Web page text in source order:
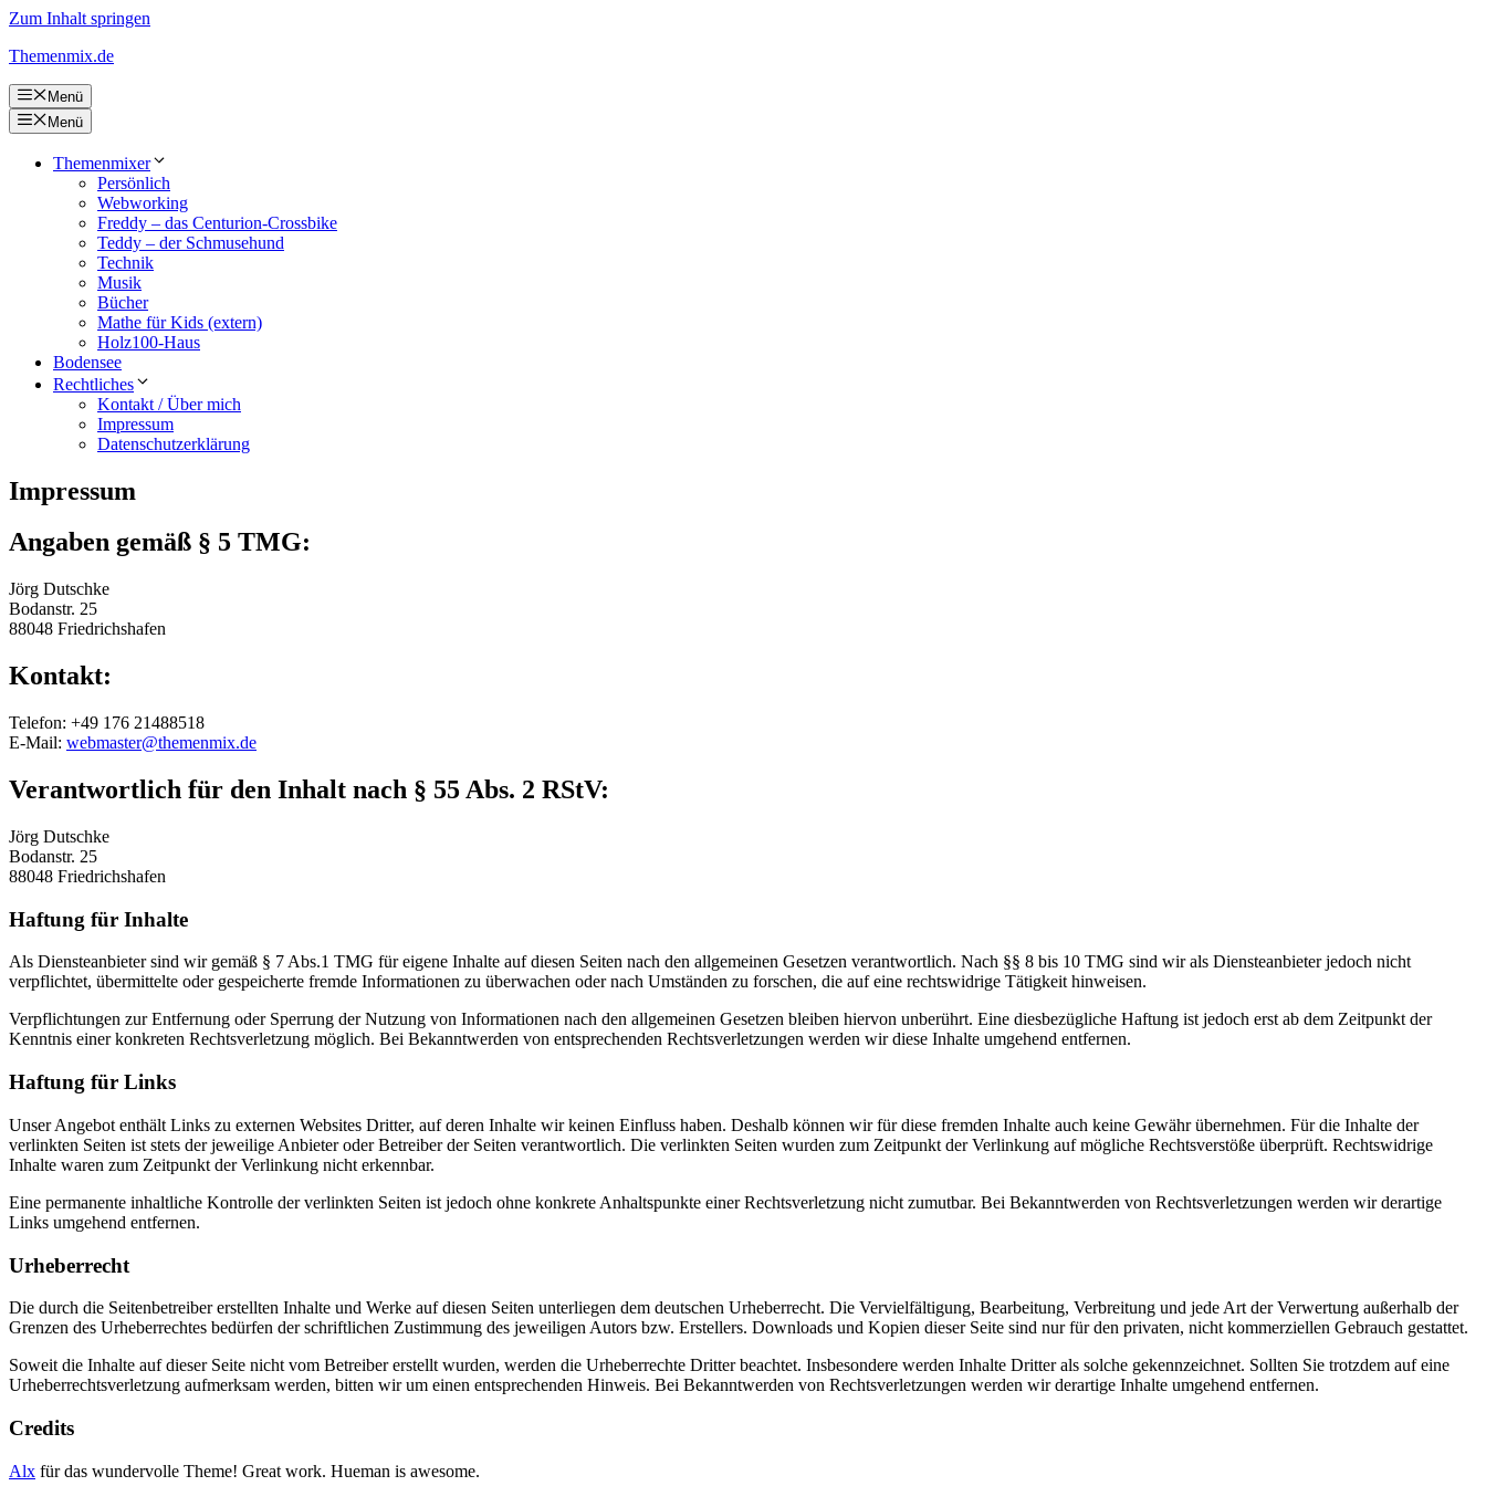
Zum Inhalt springen
Themenmix.de
Menü
Menü
Themenmixer
Persönlich
Webworking
Freddy – das Centurion-Crossbike
Teddy – der Schmusehund
Technik
Musik
Bücher
Mathe für Kids (extern)
Holz100-Haus
Bodensee
Rechtliches
Kontakt / Über mich
Impressum
Datenschutzerklärung
Impressum
Angaben gemäß § 5 TMG:
Jörg Dutschke
Bodanstr. 25
88048 Friedrichshafen
Kontakt:
Telefon: +49 176 21488518
E-Mail: webmaster@themenmix.de
Verantwortlich für den Inhalt nach § 55 Abs. 2 RStV:
Jörg Dutschke
Bodanstr. 25
88048 Friedrichshafen
Haftung für Inhalte
Als Diensteanbieter sind wir gemäß § 7 Abs.1 TMG für eigene Inhalte auf diesen Seiten nach den allgemeinen Gesetzen verantwortlich. Nach §§ 8 bis 10 TMG sind wir als Diensteanbieter jedoch nicht
verpflichtet, übermittelte oder gespeicherte fremde Informationen zu überwachen oder nach Umständen zu forschen, die auf eine rechtswidrige Tätigkeit hinweisen.
Verpflichtungen zur Entfernung oder Sperrung der Nutzung von Informationen nach den allgemeinen Gesetzen bleiben hiervon unberührt. Eine diesbezügliche Haftung ist jedoch erst ab dem Zeitpunkt der
Kenntnis einer konkreten Rechtsverletzung möglich. Bei Bekanntwerden von entsprechenden Rechtsverletzungen werden wir diese Inhalte umgehend entfernen.
Haftung für Links
Unser Angebot enthält Links zu externen Websites Dritter, auf deren Inhalte wir keinen Einfluss haben. Deshalb können wir für diese fremden Inhalte auch keine Gewähr übernehmen. Für die Inhalte der
verlinkten Seiten ist stets der jeweilige Anbieter oder Betreiber der Seiten verantwortlich. Die verlinkten Seiten wurden zum Zeitpunkt der Verlinkung auf mögliche Rechtsverstöße überprüft. Rechtswidrige
Inhalte waren zum Zeitpunkt der Verlinkung nicht erkennbar.
Eine permanente inhaltliche Kontrolle der verlinkten Seiten ist jedoch ohne konkrete Anhaltspunkte einer Rechtsverletzung nicht zumutbar. Bei Bekanntwerden von Rechtsverletzungen werden wir derartige
Links umgehend entfernen.
Urheberrecht
Die durch die Seitenbetreiber erstellten Inhalte und Werke auf diesen Seiten unterliegen dem deutschen Urheberrecht. Die Vervielfältigung, Bearbeitung, Verbreitung und jede Art der Verwertung außerhalb der
Grenzen des Urheberrechtes bedürfen der schriftlichen Zustimmung des jeweiligen Autors bzw. Erstellers. Downloads und Kopien dieser Seite sind nur für den privaten, nicht kommerziellen Gebrauch gestattet.
Soweit die Inhalte auf dieser Seite nicht vom Betreiber erstellt wurden, werden die Urheberrechte Dritter beachtet. Insbesondere werden Inhalte Dritter als solche gekennzeichnet. Sollten Sie trotzdem auf eine
Urheberrechtsverletzung aufmerksam werden, bitten wir um einen entsprechenden Hinweis. Bei Bekanntwerden von Rechtsverletzungen werden wir derartige Inhalte umgehend entfernen.
Credits
Alx für das wundervolle Theme! Great work. Hueman is awesome.